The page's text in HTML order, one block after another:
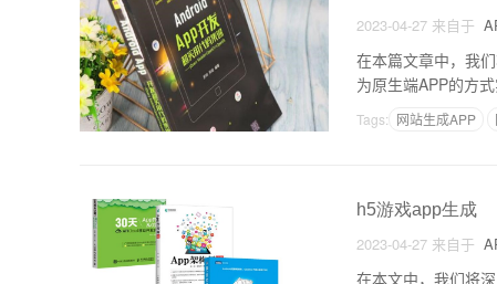
2023-04-27 来自于
在本篇文章中，我
为原生端APP的方
标准，以简化Web
Tags: 网站生成APP
h5游戏app生成
2023-04-27 来自于
在本文中，我们将